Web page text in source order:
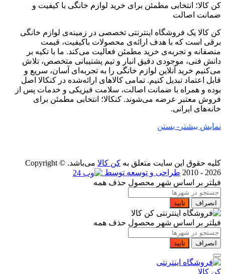
کن کالا؛ انتخابی مطمئن برای خرید لوازم خانگی با کیفیت و
ضمانت اصالت
کن کالا یک فروشگاه اینترنتی تخصصی در زمینه‌ی لوازم خانگی
برقی است که با هدف ارائه‌ی محصولات باکیفیت، قیمت
منصفانه و تجربه‌ی خرید مطمئن فعالیت می‌کند. ما با تکیه بر
دانش فنی، موجودی دقیق انبار و تیم پشتیبانی متخصص، تلاش
می‌کنیم خرید آنلاین لوازم خانگی را به تجربه‌ای آسان، سریع و
قابل اعتماد تبدیل کنیم. تمامی کالاهای ارائه‌شده در کنکالا اصل
بوده و همراه با ضمانت اصالت، سلامت فیزیکی و خدمات پس از
فروش معتبر عرضه می‌شوند. کنکالا؛ انتخابی مطمئن برای
خانه‌های ایرانی.
نمایش بیشتر - بستن
کلیه حقوق این سایت متعلق به کن کالا
می‌باشد. Copyright ©
2010 - 2026 طراحی و توسعه توسط
فیلتر بر اساس شهر محصول حذف همه
انصراف تایید
فیلتر بر اساس شهر محصول حذف همه
انصراف تایید